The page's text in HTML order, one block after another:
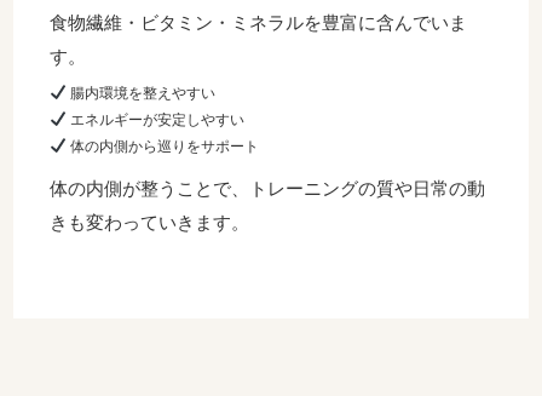
食物繊維・ビタミン・ミネラルを豊富に含んでいま
す。
腸内環境を整えやすい
エネルギーが安定しやすい
体の内側から巡りをサポート
体の内側が整うことで、トレーニングの質や日常の動
きも変わっていきます。